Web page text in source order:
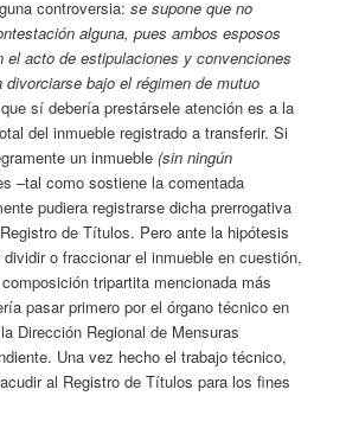
controversia:se supone que no
alguna, pues ambos esposos
el acto de estipulaciones y convenciones
divorciarse bajo el régimen de mutuo
sí debería prestársele atención es a la
del inmueble registrado a transferir. Si
un inmueble(sin ningún
–tal como sostiene la comentada
pudiera registrarse dicha prerrogativa
de Títulos. Pero ante la hipótesis
o fraccionar el inmueble en cuestión,
tripartita mencionada más
pasar primero por el órgano técnico en
Dirección Regional de Mensuras
Una vez hecho el trabajo técnico,
al Registro de Títulos para los fines